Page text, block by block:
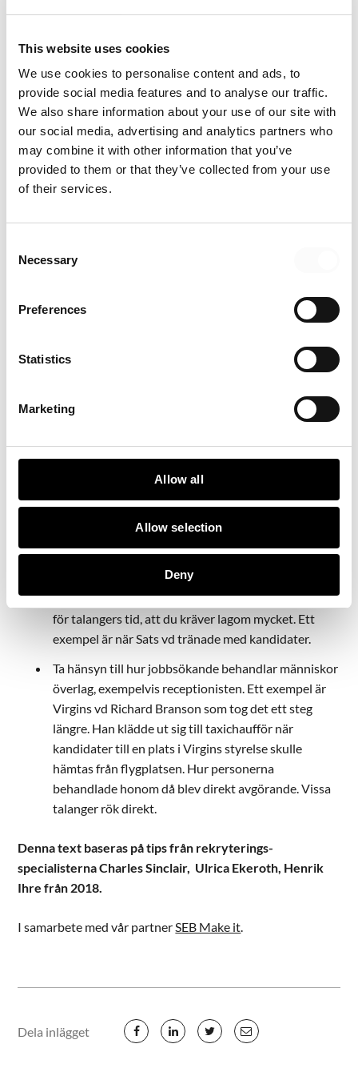
This website uses cookies
We use cookies to personalise content and ads, to
provide social media features and to analyse our traffic.
We also share information about your use of our site with
our social media, advertising and analytics partners who
may combine it with other information that you’ve
provided to them or that they’ve collected from your use
of their services.
Selection
Necessary
Preferences
Statistics
Marketing
Allow all
Allow selection
Deny
Den stora handboken:
Att rekrytera inom sälj
LADDA NER GUIDE
5. Förankra kravprofilen
Dessutom behöver kravprofilen för en tjänst behöver vara
förankrad i företagsledningen. Tyvärr händer det ibland att
profilen ändras i slutskedet när ledningen kommer in, vilket
kan göra att kandidater som har varit med i en lång process
varumärke.
Några avslutande tips
Hitta egna referenser på en kandidat som
kompletterar referenser personen själv lämnar. Ställ
jobbiga frågor till referensgivaren och lyssna noga.
Testa att träffa kandidaterna utanför kontorsmiljö
eller att ses under okonventionella former kan också
ge en tydligare bild ibland. Se bara till at ha respekt
för talangers tid, att du kräver lagom mycket. Ett
exempel är när Sats vd tränade med kandidater.
Ta hänsyn till hur jobbsökande behandlar människor
överlag, exempelvis receptionisten. Ett exempel är
Virgins vd Richard Branson som tog det ett steg
längre. Han klädde ut sig till taxichaufför när
kandidater till en plats i Virgins styrelse skulle
hämtas från flygplatsen. Hur personerna
behandlade honom då blev direkt avgörande. Vissa
talanger rök direkt.
Denna text baseras på tips från rekryterings-
specialisterna Charles Sinclair, Ulrica Ekeroth, Henrik
Ihre från 2018.
I samarbete med vår partner SEB Make it
Dela inlägget